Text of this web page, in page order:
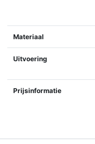
Materiaal
Uitvoering
Prijsinformatie